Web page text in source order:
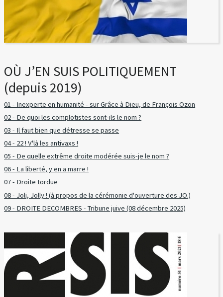
OÙ J’EN SUIS POLITIQUEMENT
(depuis 2019)
01 - Inexperte en humanité - sur Grâce à Dieu, de François Ozon
02 - De quoi les complotistes sont-ils le nom ?
03 - Il faut bien que détresse se passe
04 - 22 ! V'là les antivaxs !
05 - De quelle extrême droite modérée suis-je le nom ?
06 - La liberté, y en a marre !
07 - Droite tordue
08 - Joli, Jolly ! (à propos de la cérémonie d'ouverture des JO.)
09 - DROITE DECOMBRES - Tribune juive (08 décembre 2025)